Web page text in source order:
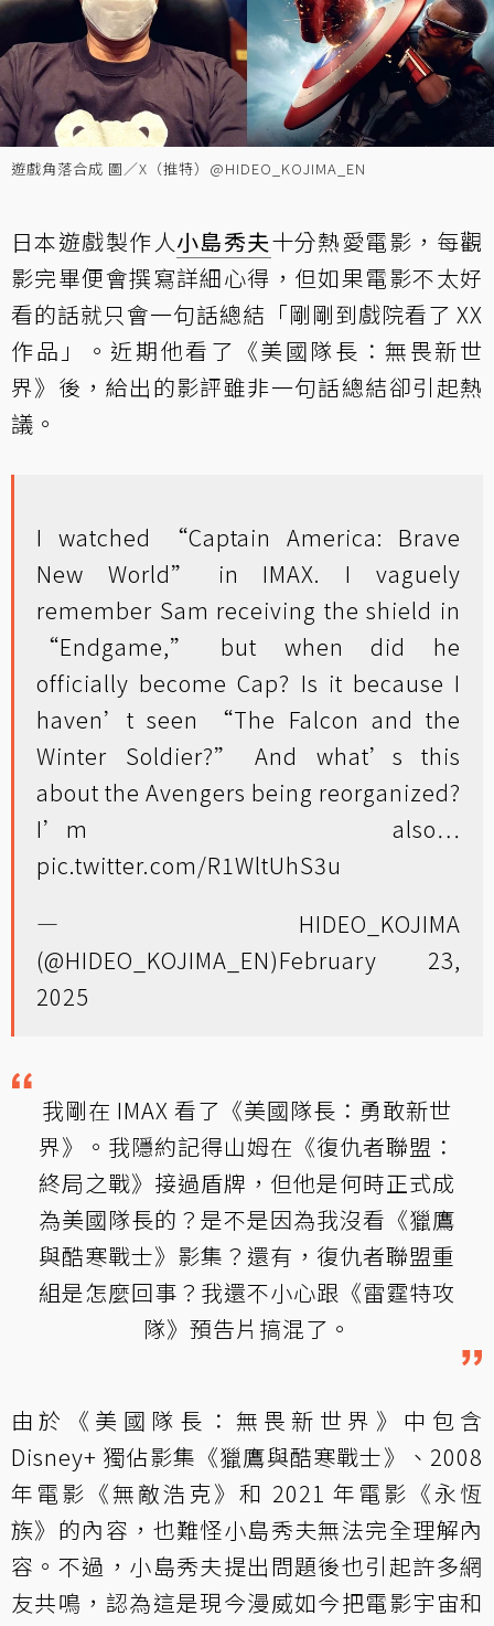
遊戲角落合成 圖／X（推特）@HIDEO_KOJIMA_EN
日本遊戲製作人小島秀夫十分熱愛電影，每觀
影完畢便會撰寫詳細心得，但如果電影不太好
看的話就只會一句話總結「剛剛到戲院看了 XX
作品」。近期他看了《美國隊長：無畏新世
界》後，給出的影評雖非一句話總結卻引起熱
議。
I watched “Captain America: Brave
New World” in IMAX. I vaguely
remember Sam receiving the shield in
“Endgame,” but when did he
officially become Cap? Is it because I
haven’t seen “The Falcon and the
Winter Soldier?” And what’s this
about the Avengers being reorganized?
I’m also…
pic.twitter.com/R1WltUhS3u
— HIDEO_KOJIMA
(@HIDEO_KOJIMA_EN)February 23,
2025
我剛在 IMAX 看了《美國隊長：勇敢新世
界》。我隱約記得山姆在《復仇者聯盟：
終局之戰》接過盾牌，但他是何時正式成
為美國隊長的？是不是因為我沒看《獵鷹
與酷寒戰士》影集？還有，復仇者聯盟重
組是怎麼回事？我還不小心跟《雷霆特攻
隊》預告片搞混了。
由於《美國隊長：無畏新世界》中包含
Disney+ 獨佔影集《獵鷹與酷寒戰士》、2008
年電影《無敵浩克》和 2021 年電影《永恆
族》的內容，也難怪小島秀夫無法完全理解內
容。不過，小島秀夫提出問題後也引起許多網
友共鳴，認為這是現今漫威如今把電影宇宙和